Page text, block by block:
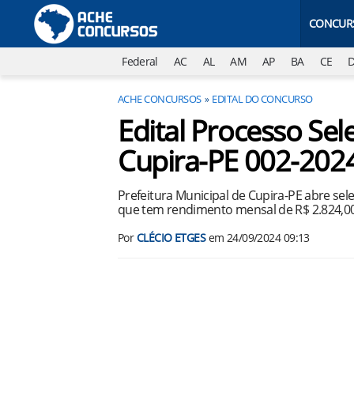
Federal AC AL AM AP BA CE
ACHE CONCURSOS EDITAL DO CONCURSO
Edital Processo
Cupira-PE 002-
Prefeitura Municipal de Cupira-PE abre
que tem rendimento mensal de R$
PorCLÉCIO ETGESem 24/09/2024 09:13